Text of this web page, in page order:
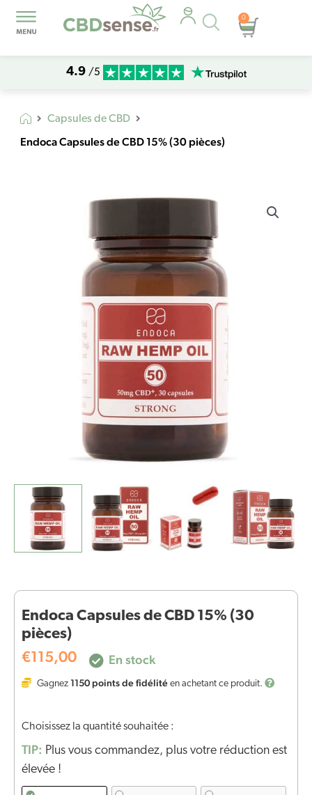
Recherche
de
produits
0
Panier
4.9 /5
Capsules de CBD
Endoca Capsules de CBD 15% (30 pièces)
Endoca Capsules de CBD 15% (30
pièces)
€115,00 En stock
Gagnez 1150points de fidélité en achetant ce produit.
Choisissez la quantité souhaitée :
TIP: Plus vous commandez, plus votre réduction est
élevée !